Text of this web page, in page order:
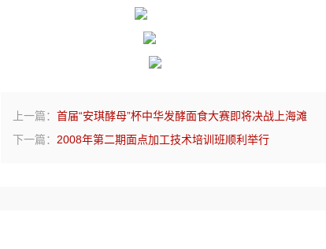
上一篇： 首届“安琪酵母”杯中华发酵面食大赛即将决战上海滩
下一篇： 2008年第二期面点加工技术培训班顺利举行